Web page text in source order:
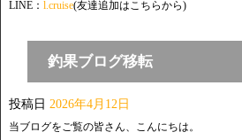
LINE： l.cruise(友達追加はこちらから)
釣果ブログ移転
投稿日 2026年4月12日
当ブログをご覧の皆さん、こんにちは。